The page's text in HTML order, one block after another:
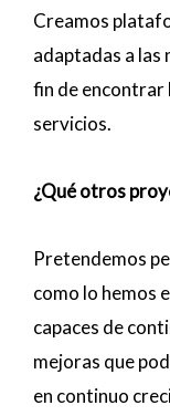
Creamos
adaptadas a las
fin de encontrar
servicios.
¿Quéotros
Pretendemos
como lo hemos
capaces de
mejoras que
en continuo